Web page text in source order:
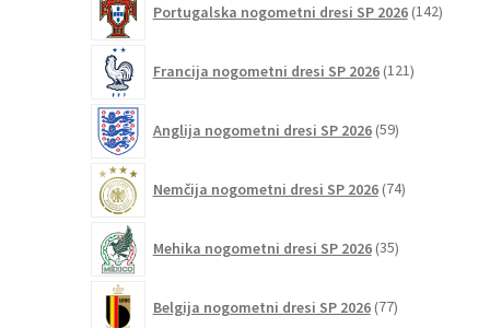
Portugalska nogometni dresi SP 2026 142
Francija nogometni dresi SP 2026 121izdelkov
Anglija nogometni dresi SP 2026 59izdelkov
Nemčija nogometni dresi SP 2026 74izdelkov
Mehika nogometni dresi SP 2026 35izdelkov
Belgija nogometni dresi SP 2026 77izdelkov